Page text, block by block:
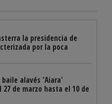
la presidencia de
por la poca
alavés 'Aiara'
de marzo hasta el 10 de